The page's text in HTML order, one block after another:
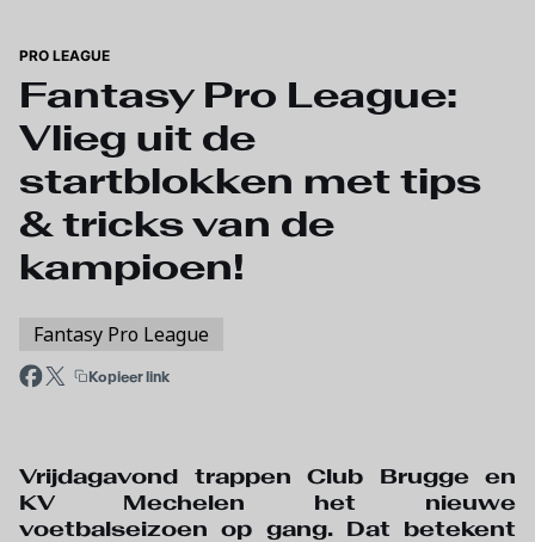
PRO LEAGUE
Fantasy Pro League:
Vlieg uit de
startblokken met tips
& tricks van de
kampioen!
Fantasy Pro League
Kopieer link
Vrijdagavond trappen Club Brugge en
KV Mechelen het nieuwe
voetbalseizoen op gang. Dat betekent